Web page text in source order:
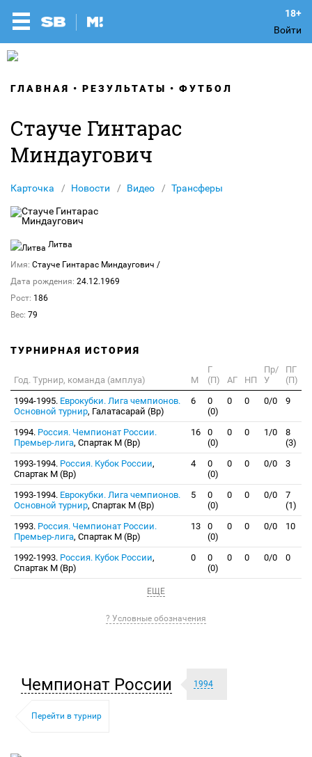
Войти
ГЛАВНАЯ РЕЗУЛЬТАТЫ ФУТБОЛ
Стауче Гинтарас
Миндаугович
Карточка Новости Видео Трансферы
Литва
Имя: Стауче Гинтарас Миндаугович /
Дата рождения: 24.12.1969
Рост: 186
Вес: 79
ТУРНИРНАЯ ИСТОРИЯ
Год. Турнир, команда (амплуа) М
Г
(П)
АГ НП
Пр/
У
ПГ
(П)
1994-1995. Еврокубки. Лига чемпионов.
Основной турнир, Галатасарай (Вр)
6
0
(0)
0 0 0/0 9
1994. Россия. Чемпионат России.
Премьер-лига, Спартак М (Вр)
16
0
(0)
0 0 1/0
8
(3)
1993-1994. Россия. Кубок России,
Спартак М (Вр)
4
0
(0)
0 0 0/0 3
1993-1994. Еврокубки. Лига чемпионов.
Основной турнир, Спартак М (Вр)
5
0
(0)
0 0 0/0
7
(1)
1993. Россия. Чемпионат России.
Премьер-лига, Спартак М (Вр)
13
0
(0)
0 0 0/0 10
1992-1993. Россия. Кубок России,
Спартак М (Вр)
0
0
(0)
0 0 0/0 0
ЕЩЕ
? Условные обозначения
Чемпионат России 1994
Перейти в турнир